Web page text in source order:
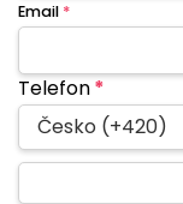
Email *
Telefon*
Česko (+420)